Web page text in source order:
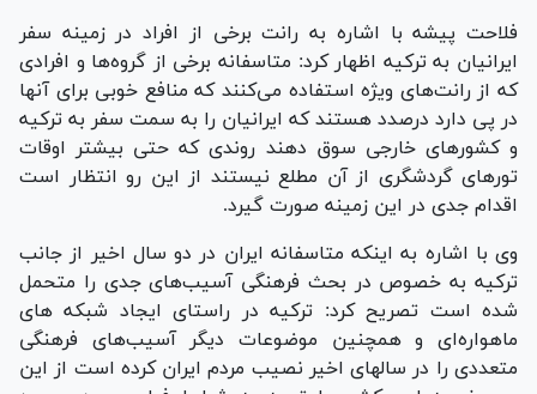
فلاحت پیشه با اشاره به رانت برخی از افراد در زمینه سفر
ایرانیان به ترکیه اظهار کرد: متاسفانه برخی از گروه‌ها و افرادی
که از رانت‌های ویژه استفاده می‌کنند که منافع خوبی برای آنها
در پی دارد درصدد هستند که ایرانیان را به سمت سفر به ترکیه
و کشورهای خارجی سوق دهند روندی که حتی بیشتر اوقات
تورهای گردشگری از آن مطلع نیستند از این رو انتظار است
اقدام جدی در این زمینه صورت گیرد.
وی با اشاره به اینکه متاسفانه ایران در دو سال اخیر از جانب
ترکیه به خصوص در بحث فرهنگی آسیب‌های جدی را متحمل
شده است تصریح کرد: ترکیه در راستای ایجاد شبکه های
ماهواره‌ای و همچنین موضوعات دیگر آسیب‌های فرهنگی
متعددی را در سالهای اخیر نصیب مردم ایران کرده است از این